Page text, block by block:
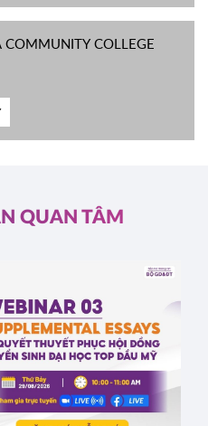
COMMUNITY COLLEGE
QUAN TÂM